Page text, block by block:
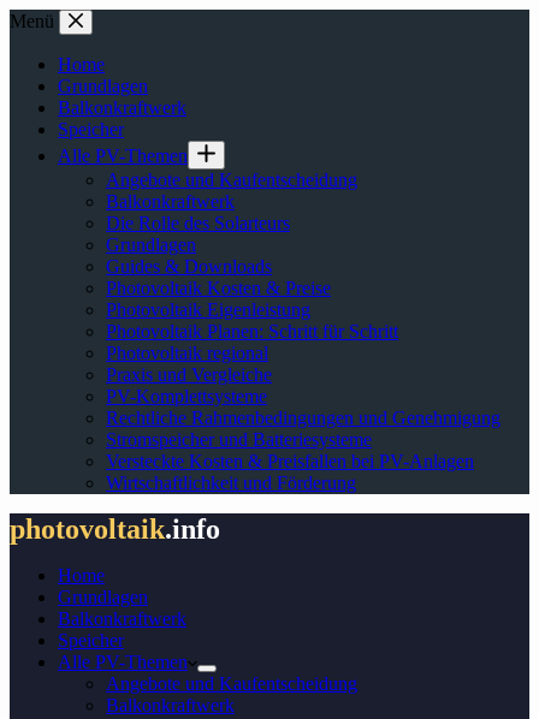
Zum
springen
Menü
Home
Grundlagen
Balkonkraftwerk
Speicher
Alle PV-Themen
Angebote und Kaufentscheidung
Balkonkraftwerk
Die Rolle des Solarteurs
Grundlagen
Guides & Downloads
Photovoltaik Kosten & Preise
Photovoltaik Eigenleistung
Photovoltaik Planen: Schritt für Schritt
Photovoltaik regional
Praxis und Vergleiche
PV-Komplettsysteme
Rechtliche Rahmenbedingungen und Genehmigung
Stromspeicher und Batteriesysteme
Versteckte Kosten & Preisfallen bei PV-Anlagen
Wirtschaftlichkeit und Förderung
photovoltaik.info
Home
Grundlagen
Balkonkraftwerk
Speicher
Alle PV-Themen
Angebote und Kaufentscheidung
Balkonkraftwerk